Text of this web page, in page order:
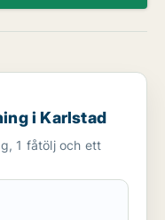
i Karlstad
1 fåtölj och ett